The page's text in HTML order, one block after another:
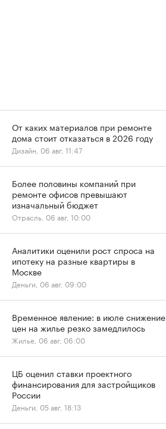
От каких материалов при ремонте
дома стоит отказаться в 2026 году
Дизайн, 06 авг, 11:47
Более половины компаний при
ремонте офисов превышают
изначальный бюджет
Отрасль, 06 авг, 10:00
Аналитики оценили рост спроса на
ипотеку на разные квартиры в
Москве
Деньги, 06 авг, 09:00
Временное явление: в июле снижение
цен на жилье резко замедлилось
Жилье, 06 авг, 06:00
ЦБ оценил ставки проектного
финансирования для застройщиков
России
Деньги, 05 авг, 18:13